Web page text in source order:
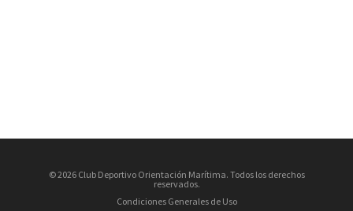
© 2026 Club Deportivo Orientación Marítima. Todos los derechos
reservados.
Condiciones Generales de Uso